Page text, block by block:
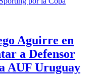
Aguirre en
a Defensor
AUF Uruguay